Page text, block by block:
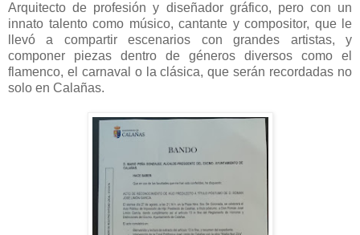
Arquitecto de profesión y diseñador gráfico, pero con un
innato talento como músico, cantante y compositor, que le
llevó a compartir escenarios con grandes artistas, y
componer piezas dentro de géneros diversos como el
flamenco, el carnaval o la clásica, que serán recordadas no
solo en Calañas.